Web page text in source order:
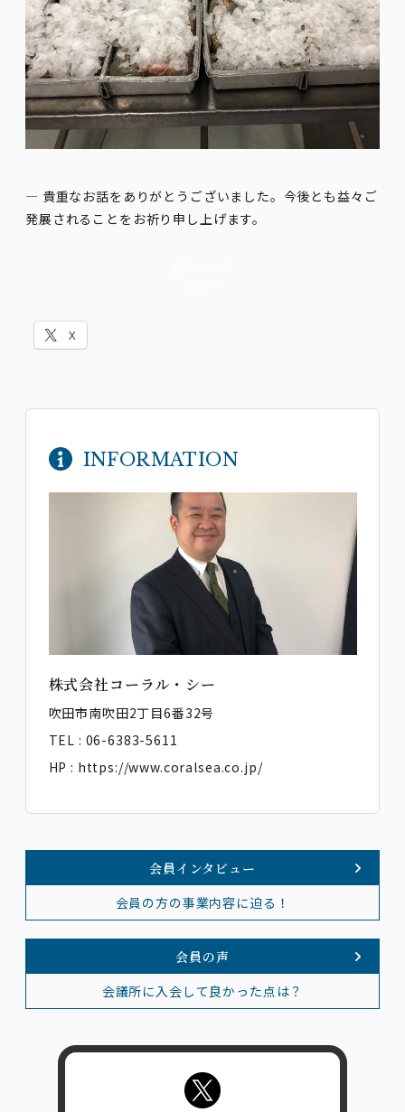
― 貴重なお話をありがとうございました。今後とも益々ご
発展されることをお祈り申し上げます。
X
INFORMATION
株式会社コーラル・シー
吹田市南吹田2丁目6番32号
TEL : 06-6383-5611
HP : https://www.coralsea.co.jp/
会員インタビュー
会員の方の事業内容に迫る！
会員の声
会議所に入会して良かった点は？